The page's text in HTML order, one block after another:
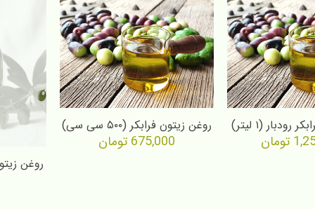
(۱ لیتر)
تومان
روغن زیتون فرابکر (۵۰۰ سی سی)
675,000 تومان